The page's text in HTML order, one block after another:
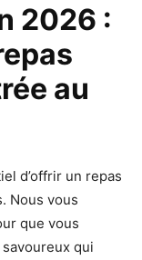
2026 :
au
d’offrir un repas
Nous vous
que vous
qui